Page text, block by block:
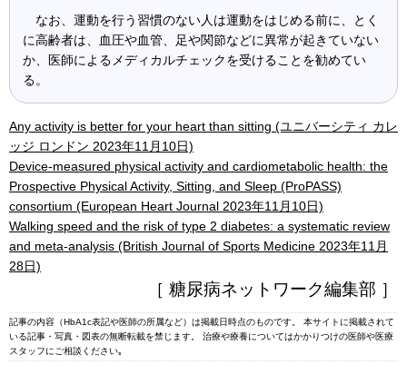
なお、運動を行う習慣のない人は運動をはじめる前に、とく
に高齢者は、血圧や血管、足や関節などに異常が起きていない
か、医師によるメディカルチェックを受けることを勧めてい
る。
Any activity is better for your heart than sitting (ユニバーシティ カレ
ッジ ロンドン 2023年11月10日)
Device-measured physical activity and cardiometabolic health: the
Prospective Physical Activity, Sitting, and Sleep (ProPASS)
consortium (European Heart Journal 2023年11月10日)
Walking speed and the risk of type 2 diabetes: a systematic review
and meta-analysis (British Journal of Sports Medicine 2023年11月
28日)
［ 糖尿病ネットワーク編集部 ］
記事の内容（HbA1c表記や医師の所属など）は掲載日時点のものです。 本サイトに掲載されて
いる記事・写真・図表の無断転載を禁じます。 治療や療養についてはかかりつけの医師や医療
スタッフにご相談ください｡